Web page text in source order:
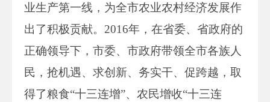
业生产第一线，为全市农业农村经济发展作
出了积极贡献。2016年，在省委、省政府的
正确领导下，市委、市政府带领全市各族人
民，抢机遇、求创新、务实干、促跨越，取
得了粮食“十三连增”、农民增收“十三连